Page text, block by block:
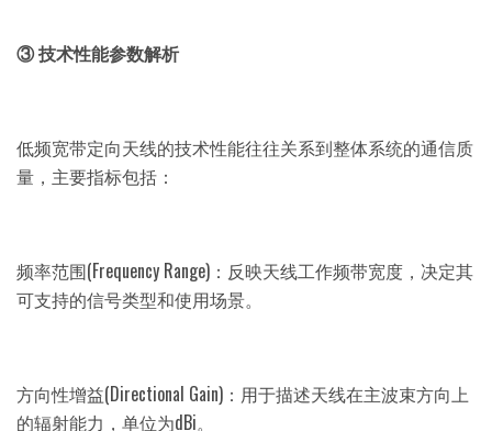
③ 技术性能参数解析
低频宽带定向天线的技术性能往往关系到整体系统的通信质
量，主要指标包括：
频率范围(Frequency Range)：反映天线工作频带宽度，决定其
可支持的信号类型和使用场景。
方向性增益(Directional Gain)：用于描述天线在主波束方向上
的辐射能力，单位为dBi。